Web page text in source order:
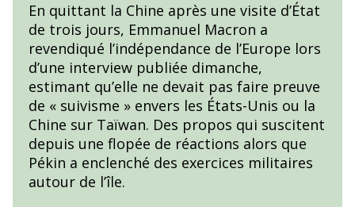
En quittant la Chine après une visite d’État
de trois jours, Emmanuel Macron a
revendiqué l’indépendance de l’Europe lors
d’une interview publiée dimanche,
estimant qu’elle ne devait pas faire preuve
de « suivisme » envers les États-Unis ou la
Chine sur Taïwan. Des propos qui suscitent
depuis une flopée de réactions alors que
Pékin a enclenché des exercices militaires
autour de l’île.